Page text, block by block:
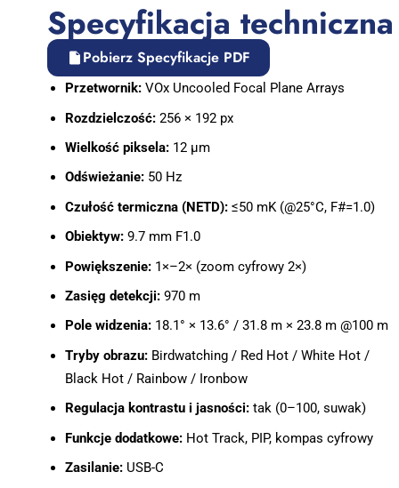
Specyfikacja techniczna
Pobierz Specyfikacje PDF
Przetwornik:VOx Uncooled Focal Plane Arrays
Rozdzielczość:256 × 192 px
Wielkość piksela:12 μm
Odświeżanie:50 Hz
Czułość termiczna (NETD):≤50 mK (@25°C, F#=1.0)
Obiektyw:9.7 mm F1.0
Powiększenie:1×–2× (zoom cyfrowy 2×)
Zasięg detekcji:970 m
Pole widzenia:18.1° × 13.6° / 31.8 m × 23.8 m @100 m
Tryby obrazu:Birdwatching / Red Hot / White Hot /
Black Hot / Rainbow / Ironbow
Regulacja kontrastu i jasności:tak (0–100, suwak)
Funkcje dodatkowe:Hot Track, PIP, kompas cyfrowy
Zasilanie:USB-C